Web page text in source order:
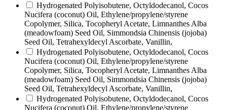
Hydrogenated Polyisobutene, Octyldodecanol, Cocos
Nucifera (coconut) Oil, Ethylene/propylene/styrene
Copolymer, Silica, Tocopheryl Acetate, Limnanthes Alba
(meadowfoam) Seed Oil, Simmondsia Chinensis (jojoba)
Seed Oil, Tetrahexyldecyl Ascorbate, Vanillin,
Hydrogenated Polyisobutene, Octyldodecanol, Cocos
Nucifera (coconut) Oil, Ethylene/propylene/styrene
Copolymer, Silica, Tocopheryl Acetate, Limnanthes Alba
(meadowfoam) Seed Oil, Simmondsia Chinensis (jojoba)
Seed Oil, Tetrahexyldecyl Ascorbate, Vanillin,
Hydrogenated Polyisobutene, Octyldodecanol, Cocos
Nucifera (coconut) Oil, Ethylene/propylene/styrene